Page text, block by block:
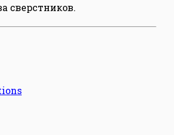
сверстников.